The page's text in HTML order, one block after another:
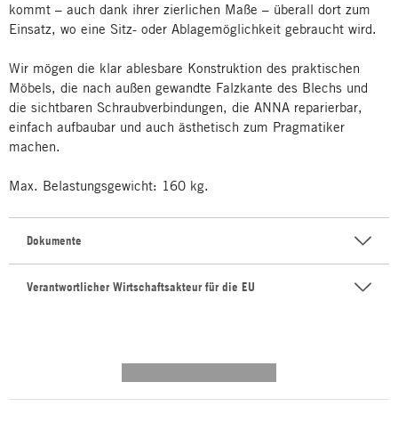
kommt – auch dank ihrer zierlichen Maße – überall dort zum
Einsatz, wo eine Sitz- oder Ablagemöglichkeit gebraucht wird.
Wir mögen die klar ablesbare Konstruktion des praktischen
Möbels, die nach außen gewandte Falzkante des Blechs und
die sichtbaren Schraubverbindungen, die ANNA reparierbar,
einfach aufbaubar und auch ästhetisch zum Pragmatiker
machen.
Max. Belastungsgewicht: 160 kg.
Dokumente
Verantwortlicher Wirtschaftsakteur für die EU